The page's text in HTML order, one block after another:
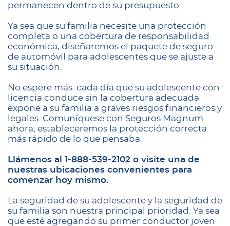
permanecen dentro de su presupuesto.
Ya sea que su familia necesite una protección
completa o una cobertura de responsabilidad
económica, diseñaremos el paquete de seguro
de automóvil para adolescentes que se ajuste a
su situación.
No espere más: cada día que su adolescente con
licencia conduce sin la cobertura adecuada
expone a su familia a graves riesgos financieros y
legales. Comuníquese con Seguros Magnum
ahora; estableceremos la protección correcta
más rápido de lo que pensaba.
Llámenos al 1-888-539-2102 o visite una de
nuestras ubicaciones convenientes para
comenzar hoy mismo.
La seguridad de su adolescente y la seguridad de
su familia son nuestra principal prioridad. Ya sea
que esté agregando su primer conductor joven